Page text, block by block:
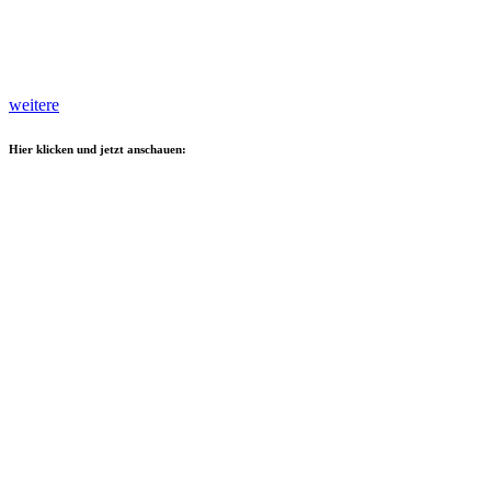
weitere
Hier klicken und jetzt anschauen: